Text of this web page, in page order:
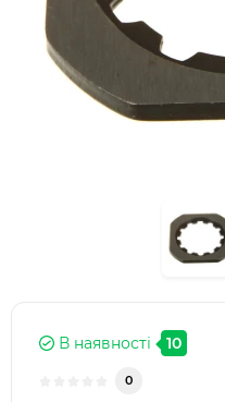
В наявності 10
0